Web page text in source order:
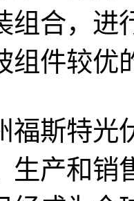
组合，进
组件较优
福斯特光
生产和销